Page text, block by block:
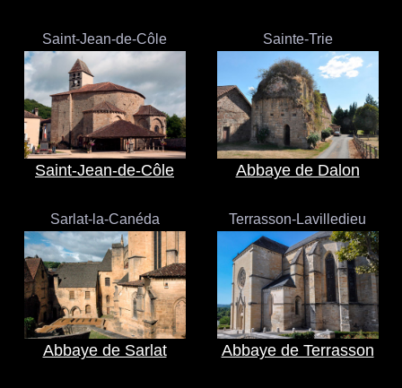
Saint-Jean-de-Côle
Saint-Jean-de-Côle
Sainte-Trie
Abbaye de Dalon
Sarlat-la-Canéda
Abbaye de Sarlat
Terrasson-Lavilledieu
Abbaye de Terrasson